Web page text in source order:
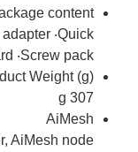
content
‧Quick
‧Screw pack
Weight (g)
307 g
AiMesh
AiMesh node